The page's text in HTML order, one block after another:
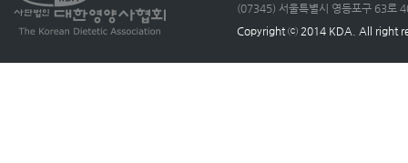
(07345) 서울특별시 영등포구 63
Copyright ⓒ 2014 KDA. All right